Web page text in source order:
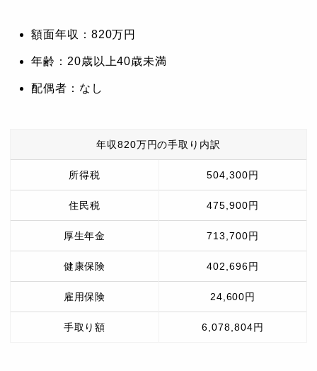
額面年収：820万円
年齢：20歳以上40歳未満
配偶者：なし
年収820万円の手取り内訳
所得税 504,300円
住民税 475,900円
厚生年金 713,700円
健康保険 402,696円
雇用保険 24,600円
手取り額 6,078,804円